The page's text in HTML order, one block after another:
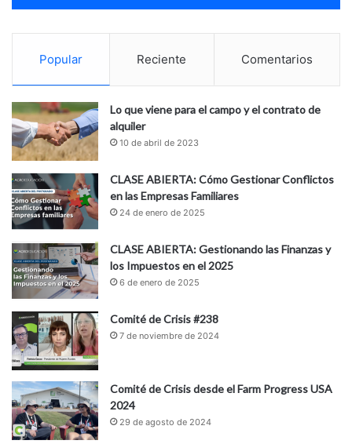
Popular Reciente Comentarios
Lo que viene para el campo y el contrato de
alquiler
10 de abril de 2023
CLASE ABIERTA: Cómo Gestionar Conflictos
en las Empresas Familiares
24 de enero de 2025
CLASE ABIERTA: Gestionando las Finanzas y
los Impuestos en el 2025
6 de enero de 2025
Comité de Crisis #238
7 de noviembre de 2024
Comité de Crisis desde el Farm Progress USA
2024
29 de agosto de 2024